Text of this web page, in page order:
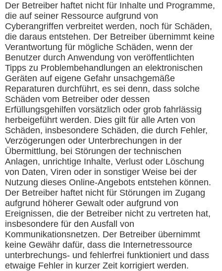
Der Betreiber haftet nicht für Inhalte und Programme,
die auf seiner Ressource aufgrund von
Cyberangriffen verbreitet werden, noch für Schäden,
die daraus entstehen. Der Betreiber übernimmt keine
Verantwortung für mögliche Schäden, wenn der
Benutzer durch Anwendung von veröffentlichten
Tipps zu Problembehandlungen an elektronischen
Geräten auf eigene Gefahr unsachgemäße
Reparaturen durchführt, es sei denn, dass solche
Schäden vom Betreiber oder dessen
Erfüllungsgehilfen vorsätzlich oder grob fahrlässig
herbeigeführt werden. Dies gilt für alle Arten von
Schäden, insbesondere Schäden, die durch Fehler,
Verzögerungen oder Unterbrechungen in der
Übermittlung, bei Störungen der technischen
Anlagen, unrichtige Inhalte, Verlust oder Löschung
von Daten, Viren oder in sonstiger Weise bei der
Nutzung dieses Online-Angebots entstehen können.
Der Betreiber haftet nicht für Störungen im Zugang
aufgrund höherer Gewalt oder aufgrund von
Ereignissen, die der Betreiber nicht zu vertreten hat,
insbesondere für den Ausfall von
Kommunikationsnetzen. Der Betreiber übernimmt
keine Gewähr dafür, dass die Internetressource
unterbrechungs- und fehlerfrei funktioniert und dass
etwaige Fehler in kurzer Zeit korrigiert werden.